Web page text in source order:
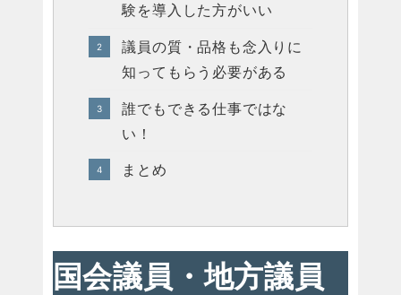
験を導入した方がいい
議員の質・品格も念入りに
知ってもらう必要がある
誰でもできる仕事ではな
い！
まとめ
国会議員・地方議員